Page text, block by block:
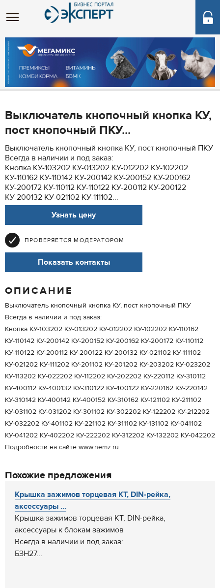
Выключатель кнопочный кнопка КУ,
пост кнопочный ПКУ...
Выключатель кнопочный кнопка КУ, пост кнопочный ПКУ
Всегда в наличии и под заказ:
Кнопка КУ-103202 КУ-013202 КУ-012202 КУ-102202
КУ-110162 КУ-110142 КУ-200142 КУ-200152 КУ-200162
КУ-200172 КУ-110112 КУ-110122 КУ-200112 КУ-200122
КУ-200132 КУ-021102 КУ-111102...
Узнать цену
ПРОВЕРЯЕТСЯ МОДЕРАТОРОМ
Показать контакты
ОПИСАНИЕ
Выключатель кнопочный кнопка КУ, пост кнопочный ПКУ
Всегда в наличии и под заказ:
Кнопка КУ-103202 КУ-013202 КУ-012202 КУ-102202 КУ-110162
КУ-110142 КУ-200142 КУ-200152 КУ-200162 КУ-200172 КУ-110112
КУ-110122 КУ-200112 КУ-200122 КУ-200132 КУ-021102 КУ-111102
КУ-021202 КУ-111202 КУ-201102 КУ-201202 КУ-203202 КУ-023202
КУ-113202 КУ-022202 КУ-112202 КУ-202202 КУ-220112 КУ-310112
КУ-400112 КУ-400132 КУ-310122 КУ-400122 КУ-220162 КУ-220142
КУ-310142 КУ-400142 КУ-400152 КУ-310162 КУ-121102 КУ-211102
КУ-031102 КУ-031202 КУ-301102 КУ-302202 КУ-122202 КУ-212202
КУ-032202 КУ-401102 КУ-221102 КУ-311102 КУ-131102 КУ-041102
КУ-041202 КУ-402202 КУ-222202 КУ-312202 КУ-132202 КУ-042202
Подробности на сайте www.nemz.ru.
Похожие предложения
Крышка зажимов торцевая КТ, DIN-рейка,
аксессуары ...
Крышка зажимов торцевая КТ, DIN-рейка,
аксессуары к блокам зажимов
Всегда в наличии и под заказ:
БЗН27...